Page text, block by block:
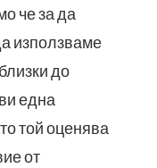
че за да
използваме
до
една
той оценява
от